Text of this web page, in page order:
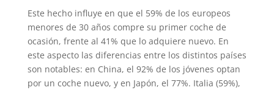
Este hecho influye en que el 59% de los europeos
menores de 30 años compre su primer coche de
ocasión, frente al 41% que lo adquiere nuevo. En
este aspecto las diferencias entre los distintos países
son notables: en China, el 92% de los jóvenes optan
por un coche nuevo, y en Japón, el 77%. Italia (59%),